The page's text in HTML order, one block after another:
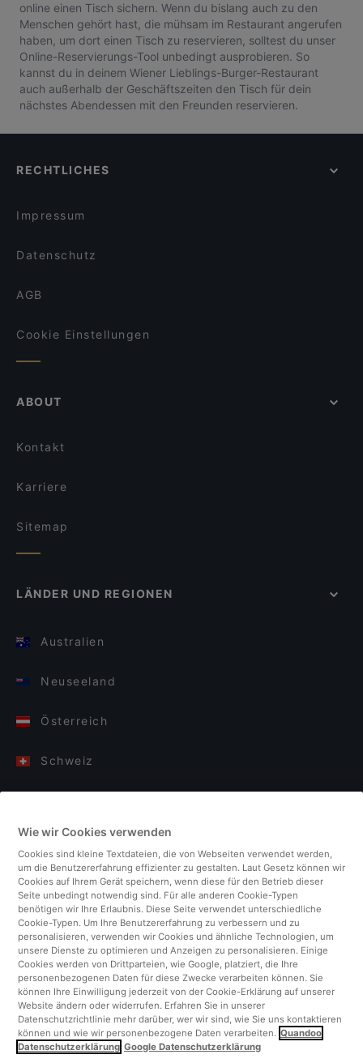
online einen Tisch sichern. Wenn du bislang auch zu den
Menschen gehört hast, die mühsam im Restaurant angerufen
haben, um dort einen Tisch zu reservieren, solltest du unser
Online-Reservierungs-Tool unbedingt ausprobieren. So
kannst du in deinem Wiener Lieblings-Burger-Restaurant
auch außerhalb der Geschäftszeiten den Tisch für dein
nächstes Abendessen mit den Freunden reservieren.
RECHTLICHES
Impressum
Datenschutz
AGB
Cookie Einstellungen
ABOUT
Kontakt
Karriere
Sitemap
LÄNDER UND REGIONEN
Australien
Neuseeland
Österreich
Schweiz
Italien
Finnland
Vereinigtes Königreich
Türkei
Niederlande
Singapur
Wie wir Cookies verwenden
Cookies sind kleine Textdateien, die von Webseiten verwendet werden,
um die Benutzererfahrung effizienter zu gestalten. Laut Gesetz können wir
Cookies auf Ihrem Gerät speichern, wenn diese für den Betrieb dieser
Seite unbedingt notwendig sind. Für alle anderen Cookie-Typen
benötigen wir Ihre Erlaubnis. Diese Seite verwendet unterschiedliche
Cookie-Typen. Um Ihre Benutzererfahrung zu verbessern und zu
personalisieren, verwenden wir Cookies und ähnliche Technologien, um
unsere Dienste zu optimieren und Anzeigen zu personalisieren. Einige
Cookies werden von Drittparteien, wie Google, platziert, die Ihre
personenbezogenen Daten für diese Zwecke verarbeiten können. Sie
können Ihre Einwilligung jederzeit von der Cookie-Erklärung auf unserer
Website ändern oder widerrufen. Erfahren Sie in unserer
Datenschutzrichtlinie mehr darüber, wer wir sind, wie Sie uns kontaktieren
können und wie wir personenbezogene Daten verarbeiten. Quandoo
Datenschutzerklärung Google Datenschutzerklärung